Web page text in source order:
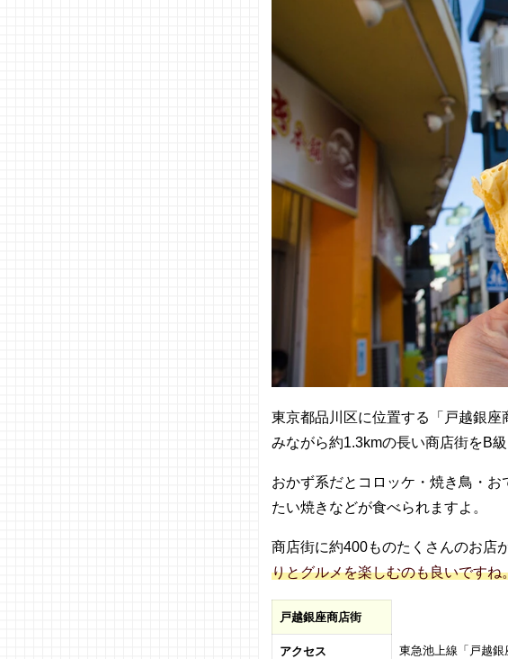
− 京都
錦市場
寺エリ
03. 食べ歩
きスポット
【東海編】
− 名古
屋城周
− 犬山
城周
辺/愛
− 熱海
駅前平
商店
街/静
− 三島
エリ
− 下呂
東京都品川区に位置する「戸越銀
みながら約1.3kmの長い商店街をB
おかず系だとコロッケ・焼き鳥・
たい焼きなどが食べられますよ。
商店街に約400ものたくさんのお店
りとグルメを楽しむのも良いですね
戸越銀座商店街
アクセス 東急池上線「戸越銀